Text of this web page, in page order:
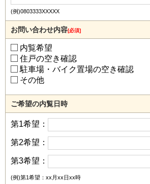
(例)0803333XXXXX
お問い合わせ内容[必須]
内覧希望
住戸の空き確認
駐車場・バイク置場の空き確認
その他
ご希望の内覧日時
第1希望：
第2希望：
第3希望：
(例)第1希望：xx月xx日xx時